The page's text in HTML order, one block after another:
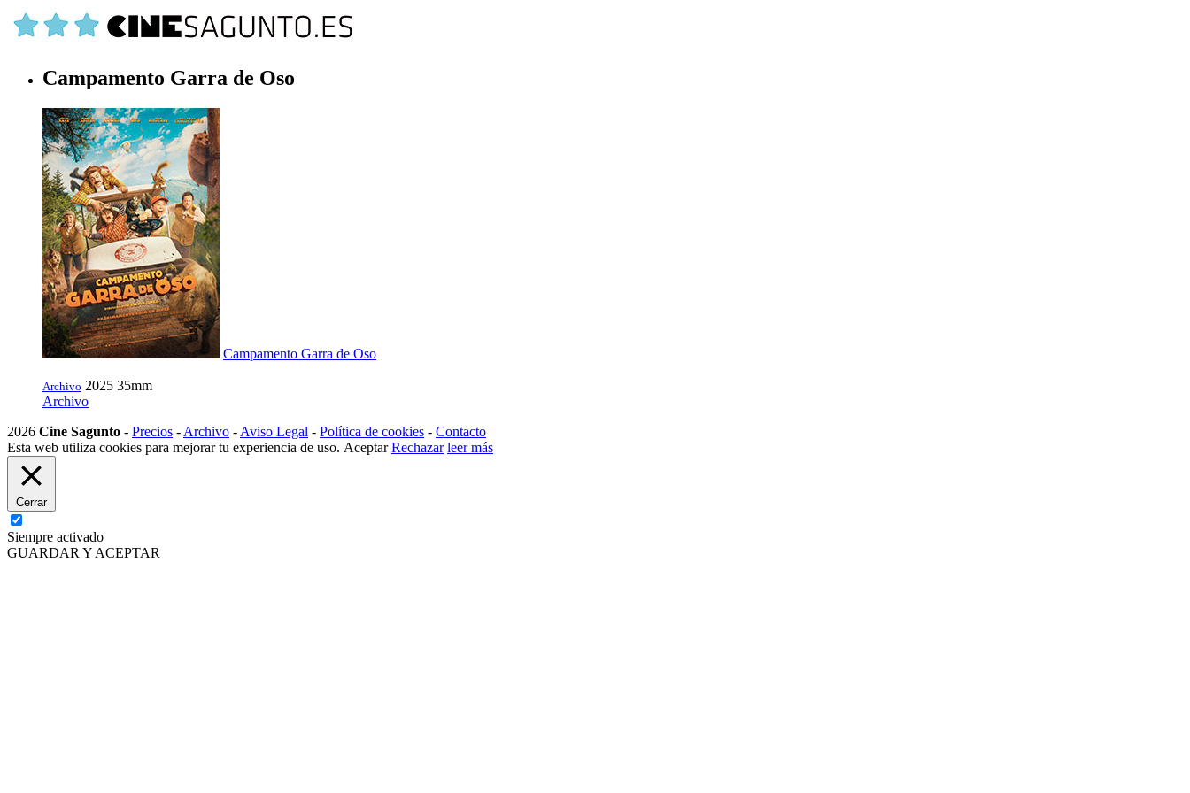
Campamento Garra de Oso
Campamento Garra de Oso
Archivo 2025 35mm
Archivo
2026 Cine Sagunto - Precios - Archivo - Aviso Legal - Política de cookies - Contacto
Esta web utiliza cookies para mejorar tu experiencia de uso. Aceptar Rechazar leer más
Cerrar
Siempre activado
GUARDAR Y ACEPTAR